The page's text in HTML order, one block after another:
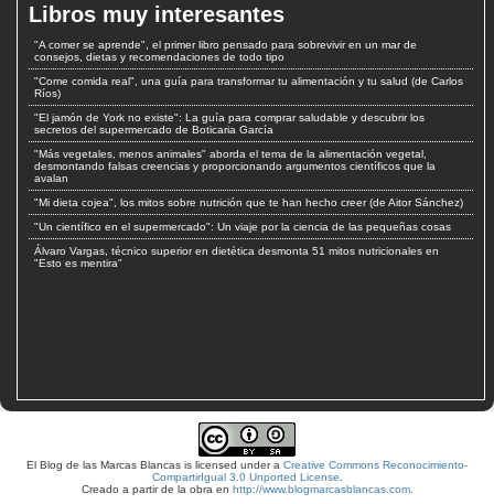
Libros muy interesantes
"A comer se aprende", el primer libro pensado para sobrevivir en un mar de
consejos, dietas y recomendaciones de todo tipo
"Come comida real", una guía para transformar tu alimentación y tu salud (de Carlos
Ríos)
"El jamón de York no existe": La guía para comprar saludable y descubrir los
secretos del supermercado de Boticaria García
"Más vegetales, menos animales" aborda el tema de la alimentación vegetal,
desmontando falsas creencias y proporcionando argumentos científicos que la
avalan
"Mi dieta cojea", los mitos sobre nutrición que te han hecho creer (de Aitor Sánchez)
"Un científico en el supermercado": Un viaje por la ciencia de las pequeñas cosas
Álvaro Vargas, técnico superior en dietética desmonta 51 mitos nutricionales en
"Esto es mentira"
El Blog de las Marcas Blancas is licensed under a Creative Commons Reconocimiento-
CompartirIgual 3.0 Unported License
Creado a partir de la obra en http://www.blogmarcasblancas.com.